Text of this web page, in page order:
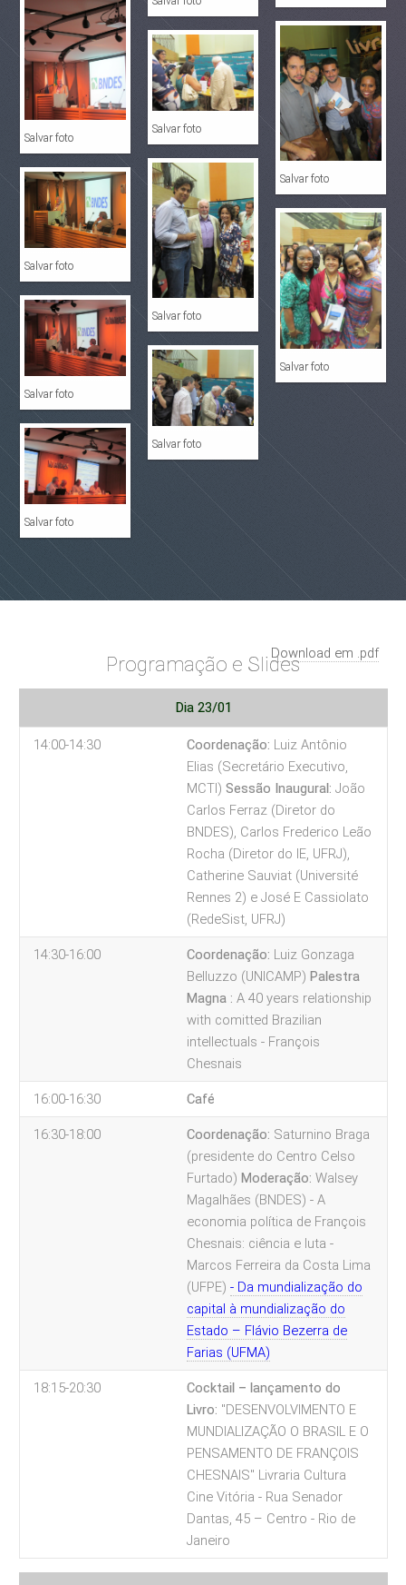
Salvar foto
Salvar foto
Salvar foto
Salvar foto
Salvar foto
Salvar foto
Salvar foto
Salvar foto
Salvar foto
Programação e SlidesDownload em .pdf
Dia 23/01
14:00-14:30 Coordenação: Luiz Antônio
Elias (Secretário Executivo,
MCTI) Sessão Inaugural: João
Carlos Ferraz (Diretor do
BNDES), Carlos Frederico Leão
Rocha (Diretor do IE, UFRJ),
Catherine Sauviat (Université
Rennes 2) e José E Cassiolato
(RedeSist, UFRJ)
14:30-16:00 Coordenação: Luiz Gonzaga
Belluzzo (UNICAMP) Palestra
Magna : A 40 years relationship
with comitted Brazilian
intellectuals - François
Chesnais
16:00-16:30 Café
16:30-18:00 Coordenação: Saturnino Braga
(presidente do Centro Celso
Furtado) Moderação: Walsey
Magalhães (BNDES) - A
economia política de François
Chesnais: ciência e luta -
Marcos Ferreira da Costa Lima
(UFPE) - Da mundialização do
capital à mundialização do
Estado – Flávio Bezerra de
Farias (UFMA)
18:15-20:30
Cocktail – lançamento do
Livro: "DESENVOLVIMENTO E
MUNDIALIZAÇÃO O BRASIL E O
PENSAMENTO DE FRANÇOIS
CHESNAIS" Livraria Cultura
Cine Vitória - Rua Senador
Dantas, 45 – Centro - Rio de
Janeiro